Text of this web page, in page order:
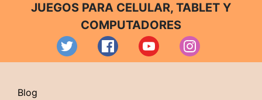
JUEGOS PARA CELULAR, TABLET Y
COMPUTADORES
Blog